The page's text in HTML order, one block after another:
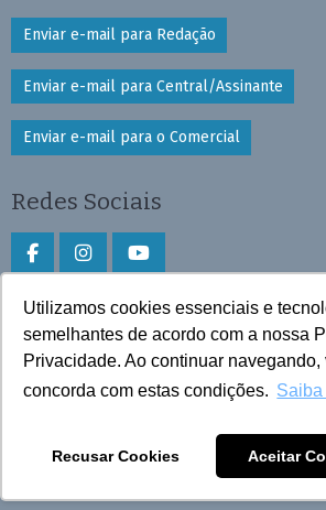
Utilizamos cookies essenciais e
semelhantes de acordo com a nossa
Privacidade. Ao continuar navegando,
concorda com estas condições.
Recusar Cookies Aceitar
Enviar e-mail para Redação
Enviar e-mail para Central/Assinante
Enviar e-mail para o Comercial
Redes Sociais
Faça download do aplicativo
Play Store e App Store
Todos os direitos reservados © 2026